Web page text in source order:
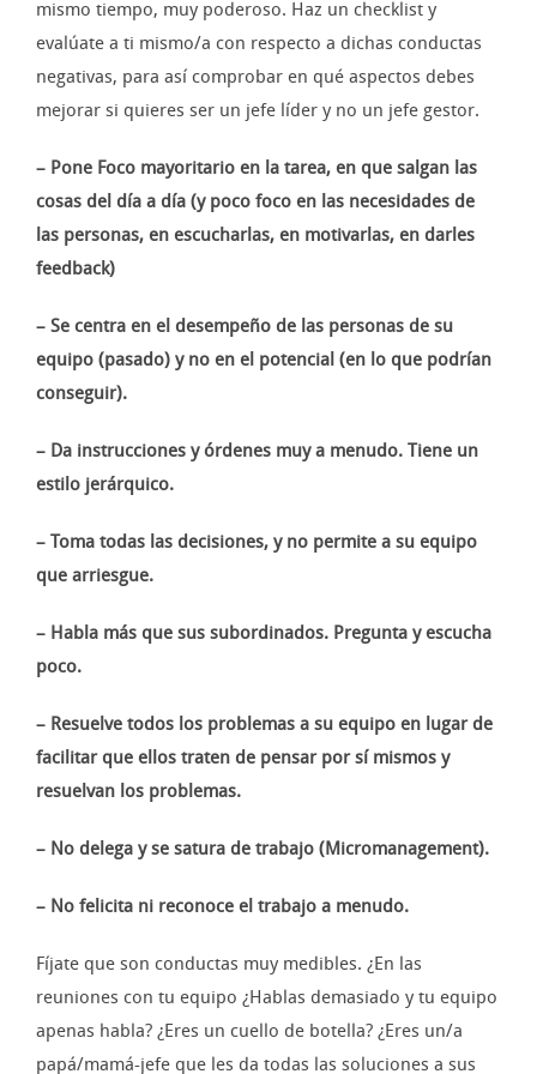
mismo tiempo, muy poderoso. Haz un checklist y
evalúate a ti mismo/a con respecto a dichas conductas
negativas, para así comprobar en qué aspectos debes
mejorar si quieres ser un jefe líder y no un jefe gestor.
– Pone Foco mayoritario en la tarea, en que salgan las
cosas del día a día (y poco foco en las necesidades de
las personas, en escucharlas, en motivarlas, en darles
feedback)
– Se centra en el desempeño de las personas de su
equipo (pasado) y no en el potencial (en lo que podrían
conseguir).
– Da instrucciones y órdenes muy a menudo. Tiene un
estilo jerárquico.
– Toma todas las decisiones, y no permite a su equipo
que arriesgue.
– Habla más que sus subordinados. Pregunta y escucha
poco.
– Resuelve todos los problemas a su equipo en lugar de
facilitar que ellos traten de pensar por sí mismos y
resuelvan los problemas.
– No delega y se satura de trabajo (Micromanagement).
– No felicita ni reconoce el trabajo a menudo.
Fíjate que son conductas muy medibles. ¿En las
reuniones con tu equipo ¿Hablas demasiado y tu equipo
apenas habla? ¿Eres un cuello de botella? ¿Eres un/a
papá/mamá-jefe que les da todas las soluciones a sus